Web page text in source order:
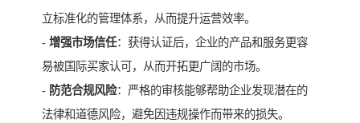
立标准化的管理体系，从而提升运营效率。
- 增强市场信任：获得认证后，企业的产品和服务更容
易被国际买家认可，从而开拓更广阔的市场。
- 防范合规风险：严格的审核能够帮助企业发现潜在的
法律和道德风险，避免因违规操作而带来的损失。